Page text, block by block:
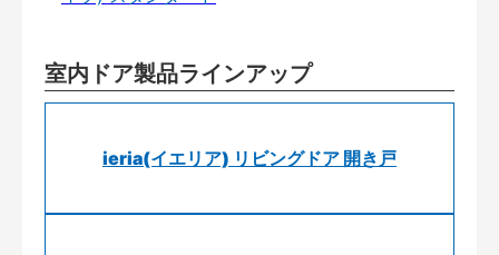
室内ドア製品ラインアップ
ieria(イエリア) リビングドア 開き戸